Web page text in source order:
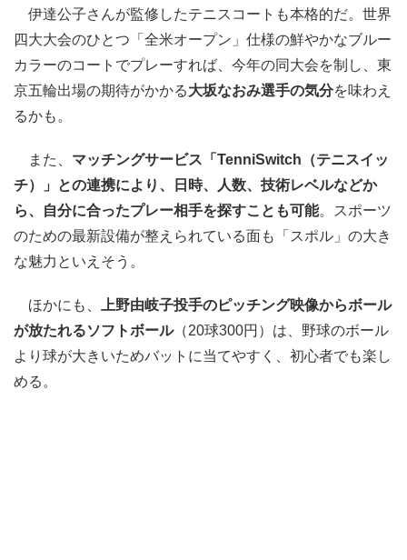
伊達公子さんが監修したテニスコートも本格的だ。世界
四大大会のひとつ「全米オープン」仕様の鮮やかなブルー
カラーのコートでプレーすれば、今年の同大会を制し、東
京五輪出場の期待がかかる大坂なおみ選手の気分を味わえ
るかも。
また、 マッチングサービス「TenniSwitch（テニスイッ
チ）」との連携により、日時、人数、技術レベルなどか
ら、自分に合ったプレー相手を探すことも可能。スポーツ
のための最新設備が整えられている面も「スポル」の大き
な魅力といえそう。
ほかにも、
上野由岐子投手のピッチング映像からボール
が放たれるソフトボール（20球300円）は、野球のボール
より球が大きいためバットに当てやすく、初心者でも楽し
める。